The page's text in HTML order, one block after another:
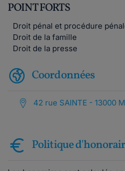
POINT FORTS
Droit pénal et procédure
Droit de la famille
Droit de la presse
Coordonnées
42 rue SAINTE - 13000
Politique